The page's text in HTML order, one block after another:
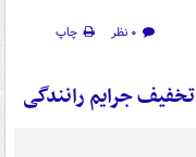
۰ نظر
چاپ
تخفیف جرایم رانندگی